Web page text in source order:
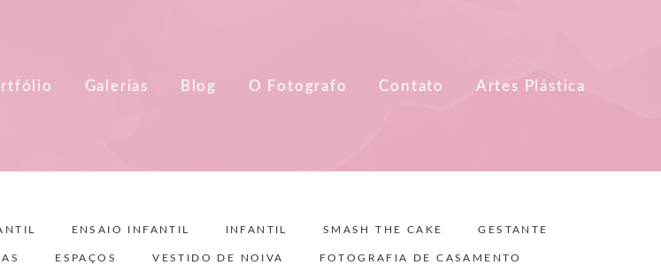
Galerias Blog O Fotografo Contato Artes Plástica
ENSAIO INFANTIL INFANTIL SMASH THE CAKE GESTANTE
ESPAÇOS VESTIDO DE NOIVA FOTOGRAFIA DE CASAMENTO